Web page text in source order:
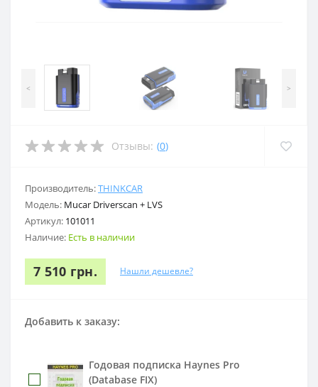
< >
Отзывы: (0)
Производитель:THINKCAR
Модель: Mucar Driverscan + LVS
Артикул: 101011
Наличие: Есть в наличии
7 510 грн. Нашли дешевле?
Добавить к заказу:
Годовая подписка Haynes Pro
(Database FIX)